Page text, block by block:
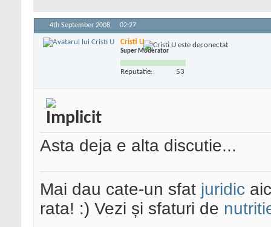
4th September 2008, 02:27
Cristi U
Super Moderator
Reputatie: 53
Asta deja e alta discutie...
Mai dau cate-un sfat juridic
rata! :) Vezi și sfaturi de